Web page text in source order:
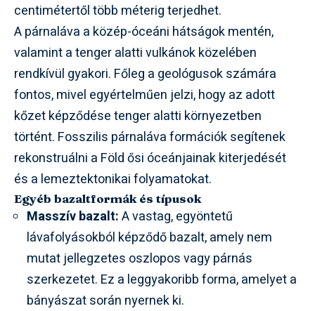
centimétertől több méterig terjedhet.
A párnaláva a közép-óceáni hátságok mentén,
valamint a tenger alatti vulkánok közelében
rendkívül gyakori. Főleg a geológusok számára
fontos, mivel egyértelműen jelzi, hogy az adott
kőzet képződése tenger alatti környezetben
történt. Fosszilis párnaláva formációk segítenek
rekonstruálni a Föld ősi óceánjainak kiterjedését
és a lemeztektonikai folyamatokat.
Egyéb bazaltformák és típusok
Masszív bazalt:A vastag, egyöntetű
lávafolyásokból képződő bazalt, amely nem
mutat jellegzetes oszlopos vagy párnás
szerkezetet. Ez a leggyakoribb forma, amelyet a
bányászat során nyernek ki.